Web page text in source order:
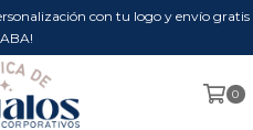
con tu logo y envío gratis
0